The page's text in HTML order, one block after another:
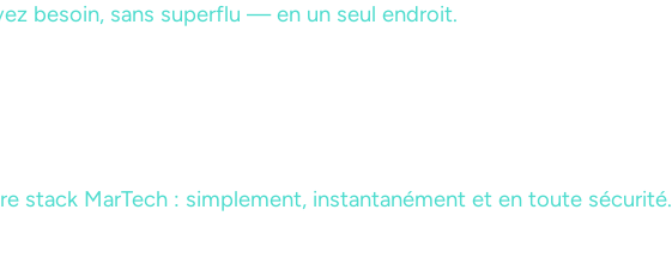
besoin, sans superflu — en un seul endroit.
stack MarTech : simplement, instantanément et en toute sécurité.